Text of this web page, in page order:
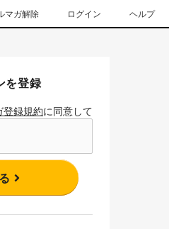
マガ解除 ログイン ヘルプ
を登録
登録規約に同意して